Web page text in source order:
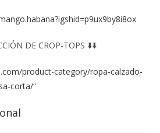
DE CROP-TOPS ⬇️⬇️
product-category/ropa-calzado-
corta/“